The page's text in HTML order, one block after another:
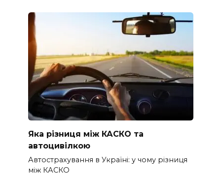
Яка різниця між КАСКО та
автоцивілкою
Автострахування в Україні: у чому різниця
між КАСКО